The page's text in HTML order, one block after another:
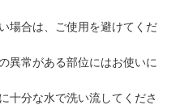
場合は、ご使用を避けてくだ
異常がある部位にはお使いに
十分な水で洗い流してくださ